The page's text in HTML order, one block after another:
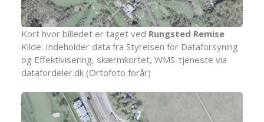
Kort hvor billedet er taget ved Rungsted Remise
Kilde: Indeholder data fra Styrelsen for Dataforsyning
og Effektivisering, skærmkortet, WMS-tjeneste via
datafordeler.dk (Ortofoto forår)